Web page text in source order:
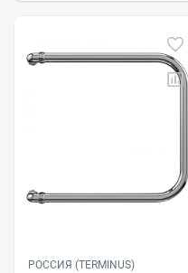
РОССИЯ (TERMINUS)